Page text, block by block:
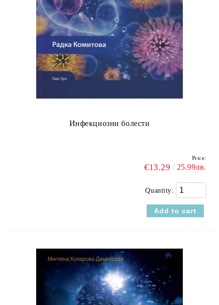
Инфекциозни болести
Price:
€13.29 25.99лв.
Quantity: